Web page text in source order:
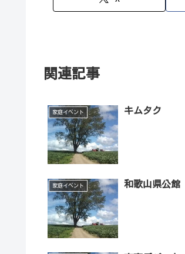
関連記事
家庭イベント キムタク
家庭イベント 和歌山県公館